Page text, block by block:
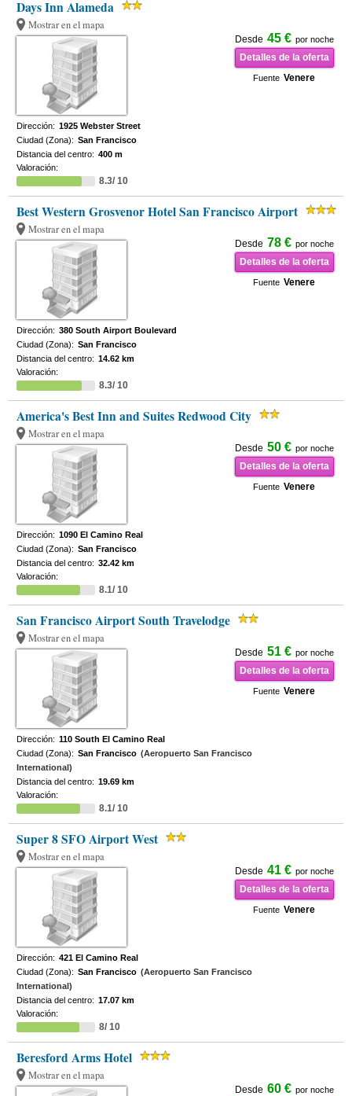
Days Inn Alameda
Mostrar en el mapa
Desde 45 € por noche
Detalles de la oferta
Fuente Venere
Dirección: 1925 Webster Street
Ciudad (Zona): San Francisco
Distancia del centro: 400 m
Valoración:
8.3/ 10
Best Western Grosvenor Hotel San Francisco Airport
Mostrar en el mapa
Desde 78 € por noche
Detalles de la oferta
Fuente Venere
Dirección: 380 South Airport Boulevard
Ciudad (Zona): San Francisco
Distancia del centro: 14.62 km
Valoración:
8.3/ 10
America's Best Inn and Suites Redwood City
Mostrar en el mapa
Desde 50 € por noche
Detalles de la oferta
Fuente Venere
Dirección: 1090 El Camino Real
Ciudad (Zona): San Francisco
Distancia del centro: 32.42 km
Valoración:
8.1/ 10
San Francisco Airport South Travelodge
Mostrar en el mapa
Desde 51 € por noche
Detalles de la oferta
Fuente Venere
Dirección: 110 South El Camino Real
Ciudad (Zona): San Francisco (Aeropuerto San Francisco
International)
Distancia del centro: 19.69 km
Valoración:
8.1/ 10
Super 8 SFO Airport West
Mostrar en el mapa
Desde 41 € por noche
Detalles de la oferta
Fuente Venere
Dirección: 421 El Camino Real
Ciudad (Zona): San Francisco (Aeropuerto San Francisco
International)
Distancia del centro: 17.07 km
Valoración:
8/ 10
Beresford Arms Hotel
Mostrar en el mapa
Desde 60 € por noche